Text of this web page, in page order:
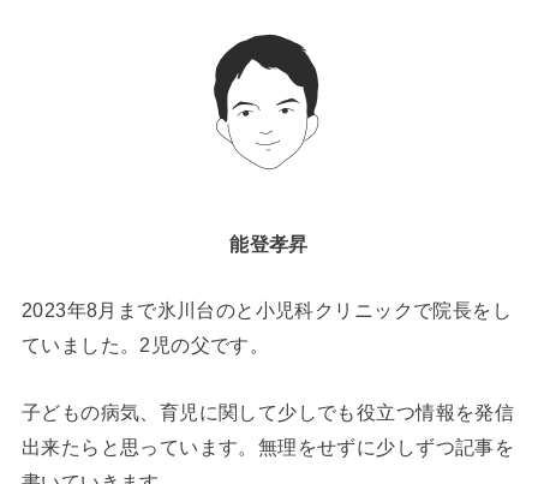
能登孝昇
2023年8月まで氷川台のと小児科クリニックで院長をし
ていました。2児の父です。
子どもの病気、育児に関して少しでも役立つ情報を発信
出来たらと思っています。無理をせずに少しずつ記事を